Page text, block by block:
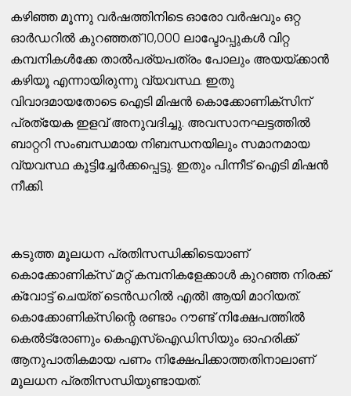
കഴിഞ്ഞ മൂന്നു വർഷത്തിനിടെ ഓരോ വർഷവും ഒറ്റ
ഓർഡറിൽ കുറഞ്ഞത് 10,000 ലാപ്ടോപ്പുകൾ വിറ്റ
കമ്പനികൾക്കേ താൽപര്യപത്രം പോലും അയയ്ക്കാൻ
കഴിയൂ എന്നായിരുന്നു വ്യവസ്ഥ. ഇതു
വിവാദമായതോടെ ഐടി മിഷൻ കൊക്കോണിക്സിന്
പ്രത്യേക ഇളവ് അനുവദിച്ചു. അവസാനഘട്ടത്തിൽ
ബാറ്ററി സംബന്ധമായ നിബന്ധനയിലും സമാനമായ
വ്യവസ്ഥ കൂട്ടിച്ചേർക്കപ്പെട്ടു. ഇതും പിന്നീട് ഐടി മിഷൻ
നീക്കി.
കടുത്ത മൂലധന പ്രതിസന്ധിക്കിടെയാണ്
കൊക്കോണിക്സ് മറ്റ് കമ്പനികളേക്കാൾ കുറഞ്ഞ നിരക്ക്
ക്വോട്ട് ചെയ്ത് ടെൻഡറിൽ എൽ1 ആയി മാറിയത്.
കൊക്കോണിക്സിന്റെ രണ്ടാം റൗണ്ട് നിക്ഷേപത്തിൽ
കെൽട്രോണും കെഎസ്ഐഡിസിയും ഓഹരിക്ക്
ആനുപാതികമായ പണം നിക്ഷേപിക്കാത്തതിനാലാണ്
മൂലധന പ്രതിസന്ധിയുണ്ടായത്.